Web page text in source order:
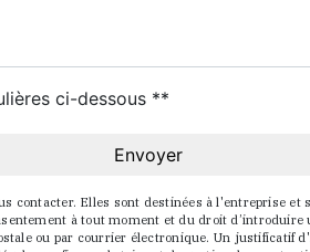
ci-dessous **
Envoyer
contacter. Elles sont destinées à l'entreprise et
à tout moment et du droit
ou par courrier électronique. Un justificatif